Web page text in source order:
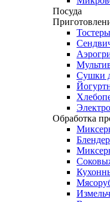
Посуда
Тостеры
Сушки
Обработка